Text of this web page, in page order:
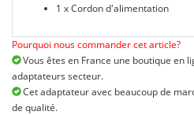
1 x Cordon d'alimentation
Pourquoi nous commander cet article?
Vous êtes en France une boutique en
adaptateurs secteur.
Cet adaptateur avec beaucoup de
de qualité.